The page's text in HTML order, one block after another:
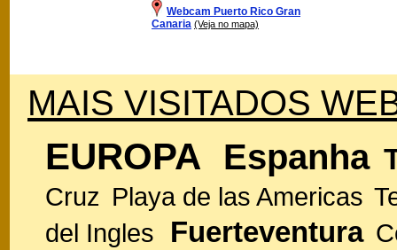
Webcam Puerto Rico Gran
Canaria (Veja no mapa)
MAIS VISITADOS
EUROPA Espanha
Cruz Playa de las Americas
del Ingles
Fuerteventura